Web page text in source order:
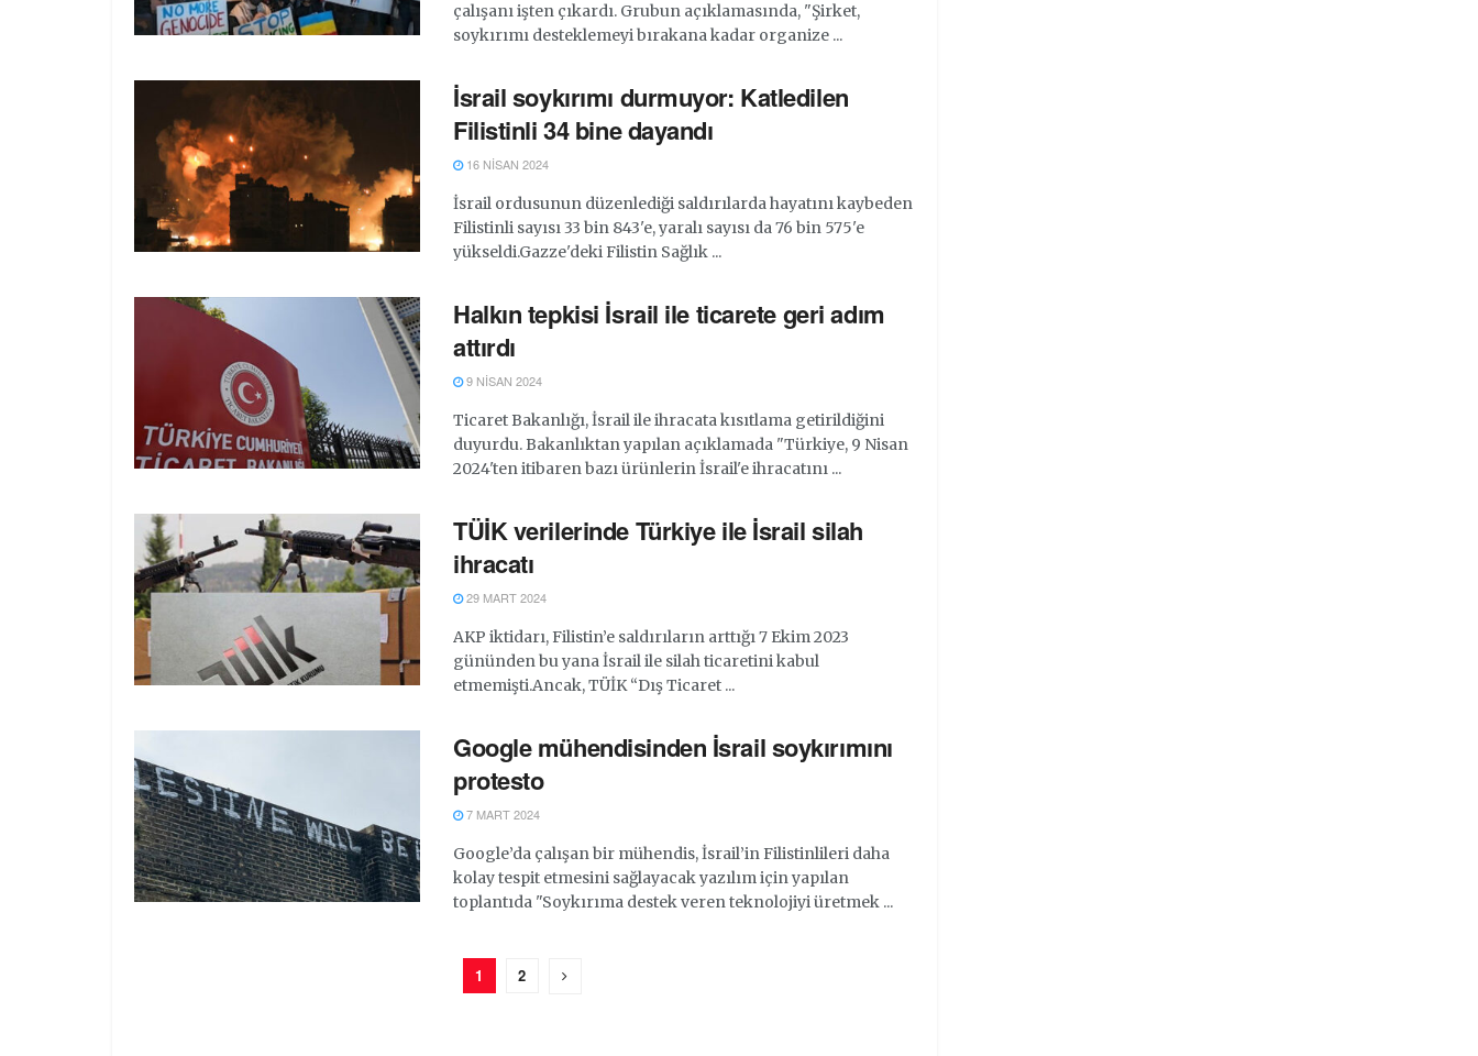
çalışanı işten çıkardı. Grubun açıklamasında, "Şirket,
soykırımı desteklemeyi bırakana kadar organize ...
İsrail soykırımı durmuyor: Katledilen
Filistinli 34 bine dayandı
16 NISAN 2024
İsrail ordusunun düzenlediği saldırılarda hayatını kaybeden
Filistinli sayısı 33 bin 843'e, yaralı sayısı da 76 bin 575'e
yükseldi.Gazze'deki Filistin Sağlık ...
Halkın tepkisi İsrail ile ticarete geri adım
attırdı
9 NISAN 2024
Ticaret Bakanlığı, İsrail ile ihracata kısıtlama getirildiğini
duyurdu. Bakanlıktan yapılan açıklamada "Türkiye, 9 Nisan
2024'ten itibaren bazı ürünlerin İsrail'e ihracatını ...
TÜİK verilerinde Türkiye ile İsrail silah
ihracatı
29 MART 2024
AKP iktidarı, Filistin’e saldırıların arttığı 7 Ekim 2023
gününden bu yana İsrail ile silah ticaretini kabul
etmemişti.Ancak, TÜİK “Dış Ticaret ...
Google mühendisinden İsrail soykırımını
protesto
7 MART 2024
Google’da çalışan bir mühendis, İsrail’in Filistinlileri daha
kolay tespit etmesini sağlayacak yazılım için yapılan
toplantıda "Soykırıma destek veren teknolojiyi üretmek ...
1 2